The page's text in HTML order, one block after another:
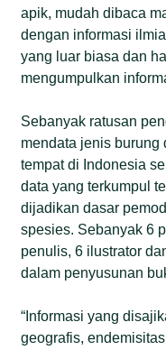
apik, mudah dibaca
dengan informasi
yang luar biasa dan
mengumpulkan
Sebanyak ratusan
mendata jenis burung
tempat di Indonesia
data yang terkumpul
dijadikan dasar
spesies. Sebanyak 6
penulis, 6 ilustrator
dalam penyusunan
“Informasi yang
geografis,